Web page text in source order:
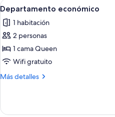
Abrir
todas
las
fotos
de
Departamento
económico
4
Departamento económico
1 habitación
2 personas
1 cama Queen
Wifi gratuito
Más detalles
Más
económico